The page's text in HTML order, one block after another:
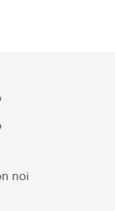
noi